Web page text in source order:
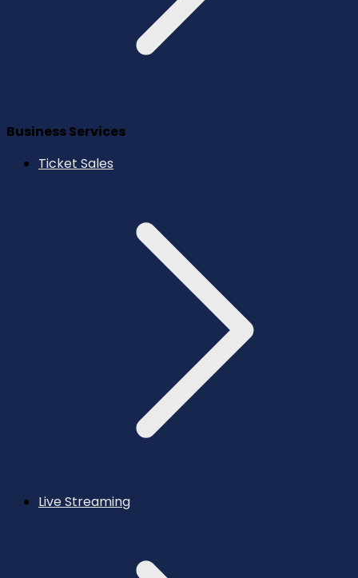
Business Services
Ticket Sales
Live Streaming